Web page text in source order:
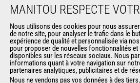
Politique de protection des données
Evénements
Actualités
Historique
AUTRES SITES DU GROUPE
MANITOU RESPECTE
Nous utilisons des cookies pour nous
de notre site, pour analyser le trafic dans le
expérience de qualité et personnalisée via
pour proposer de nouvelles fonctionnalités et
disponibles sur les réseaux sociaux. Nous
informations quant à votre navigation sur
partenaires analytiques, publicitaires et de
Nous ne vendons pas vos données à des tiers.